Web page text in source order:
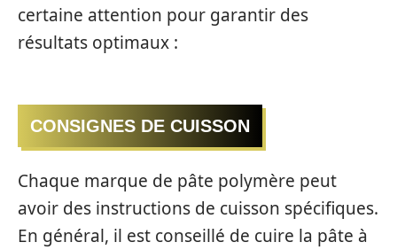
certaine attention pour garantir des
résultats optimaux :
CONSIGNES DE CUISSON
Chaque marque de pâte polymère peut
avoir des instructions de cuisson spécifiques.
En général, il est conseillé de cuire la pâte à